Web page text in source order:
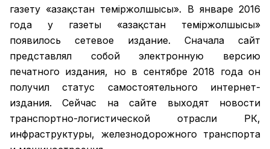
газету «Қазақстан темiржолшысы». В январе 2016
года у газеты «Қазақстан теміржолшысы»
появилось сетевое издание. Сначала сайт
представлял собой электронную версию
печатного издания, но в сентябре 2018 года он
получил статус самостоятельного интернет-
издания. Сейчас на сайте выходят новости
транспортно-логистической отрасли РК,
инфраструктуры, железнодорожного транспорта